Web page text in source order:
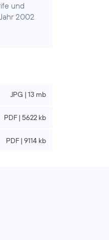
und
2002
JPG | 13 mb
PDF | 5622 kb
PDF | 9114 kb